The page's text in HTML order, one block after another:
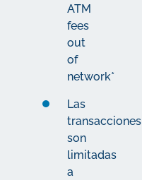
ATM
fees
out
of
network*
Las
transacciones
son
limitadas
a